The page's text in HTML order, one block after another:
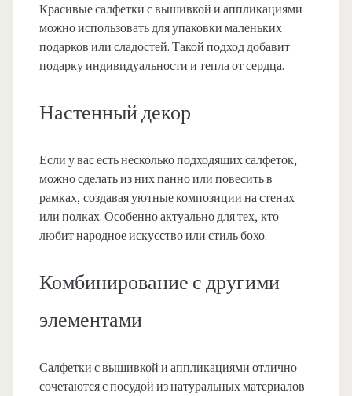
Красивые салфетки с вышивкой и аппликациями
можно использовать для упаковки маленьких
подарков или сладостей. Такой подход добавит
подарку индивидуальности и тепла от сердца.
Настенный декор
Если у вас есть несколько подходящих салфеток,
можно сделать из них панно или повесить в
рамках, создавая уютные композиции на стенах
или полках. Особенно актуально для тех, кто
любит народное искусство или стиль бохо.
Комбинирование с другими
элементами
Салфетки с вышивкой и аппликациями отлично
сочетаются с посудой из натуральных материалов